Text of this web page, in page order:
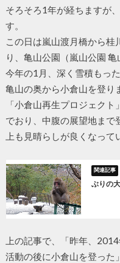
そろそろ1年が経ちますが
す。
この日は嵐山渡月橋から桂
り、亀山公園（嵐山公園 亀
今年の1月、深く雪積もっ
亀山の奥から小倉山を登り
「小倉山再生プロジェク
でおり、中腹の展望地まで
上も見晴らしが良くなって
ぶりの
上の記事で、「昨年、
活動の後に小倉山を登った